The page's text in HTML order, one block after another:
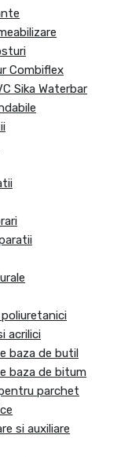
Combiflex
Sika Waterbar
acrilici
baza de butil
baza de bitum
parchet
si auxiliare